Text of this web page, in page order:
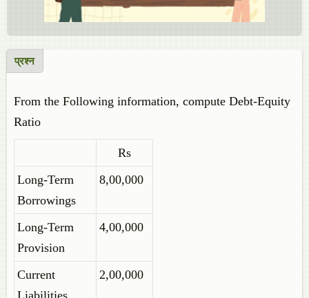
प्रश्न
From the Following information, compute Debt-Equity
Ratio
Rs
Long-Term
Borrowings
8,00,000
Long-Term
Provision
4,00,000
Current
Liabilities
2,00,000